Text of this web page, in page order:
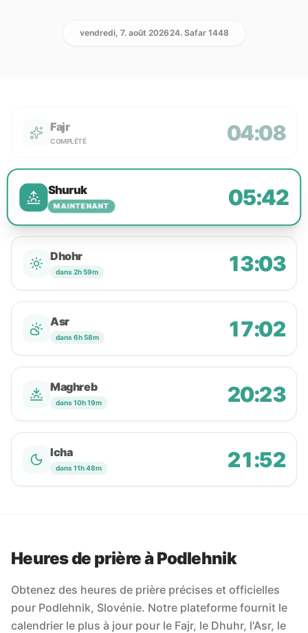
vendredi, 7. août 202624. Safar 1448
Fajr
COMPLÉTÉ 04:08
Shuruk
MAINTENANT 05:42
Dhohr
dans 2h 59m 13:03
Asr
dans 6h 58m 17:02
Maghreb
dans 10h 19m 20:23
Icha
dans 11h 48m 21:52
Heures de prière à Podlehnik
Obtenez des heures de prière précises et officielles
pour Podlehnik, Slovénie. Notre plateforme fournit le
calendrier le plus à jour pour le Fajr, le Dhuhr, l'Asr, le